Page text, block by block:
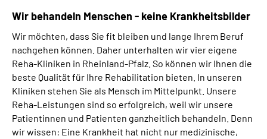
Wir behandeln Menschen - keine Krankheitsbilder
Wir möchten, dass Sie fit bleiben und lange Ihrem Beruf
nachgehen können. Daher unterhalten wir vier eigene
Reha-Kliniken in Rheinland-Pfalz. So können wir Ihnen die
beste Qualität für Ihre Rehabilitation bieten. In unseren
Kliniken stehen Sie als Mensch im Mittelpunkt. Unsere
Reha-Leistungen sind so erfolgreich, weil wir unsere
Patientinnen und Patienten ganzheitlich behandeln. Denn
wir wissen: Eine Krankheit hat nicht nur medizinische,